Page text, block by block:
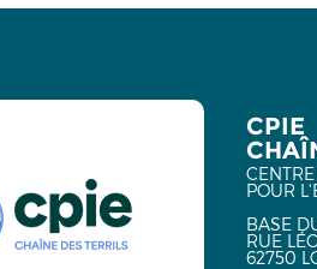
CPIE
POUR
BASE
RUE
62750